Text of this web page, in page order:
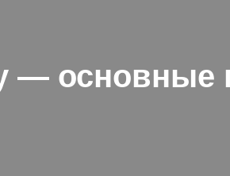
— основные